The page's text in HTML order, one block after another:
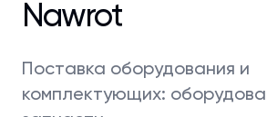
Nawrot
Поставка оборудования и
комплектующих: